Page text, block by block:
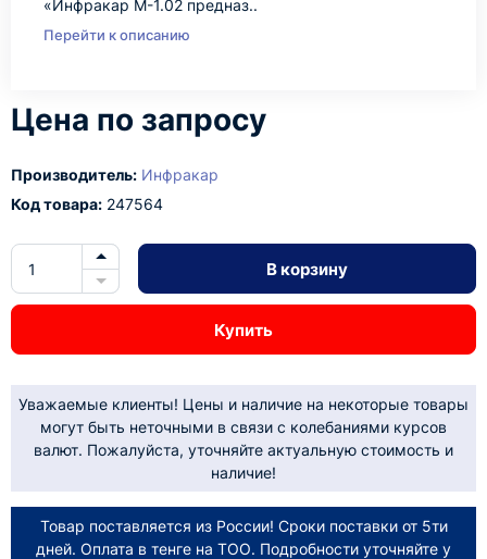
«Инфракар М-1.02 предназ..
Перейти к описанию
Цена по запросу
Производитель: Инфракар
Код товара: 247564
В корзину
Купить
Уважаемые клиенты! Цены и наличие на некоторые товары
могут быть неточными в связи с колебаниями курсов
валют. Пожалуйста, уточняйте актуальную стоимость и
наличие!
Товар поставляется из России! Сроки поставки от 5ти
дней. Оплата в тенге на ТОО. Подробности уточняйте у